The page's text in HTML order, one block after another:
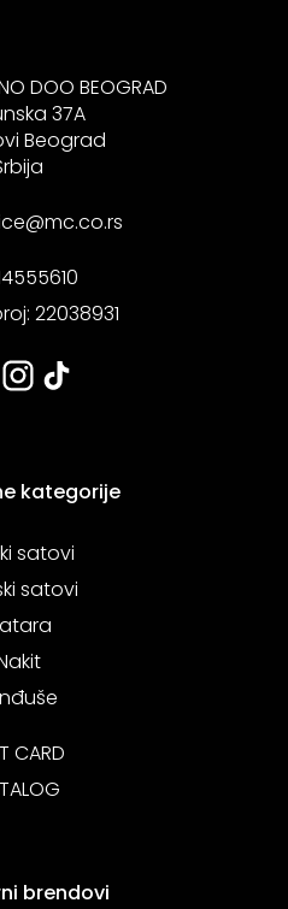
DOO BEOGRAD
37A
Beograd
22038931
kategorije
satovi
satovi
CARD
brendovi